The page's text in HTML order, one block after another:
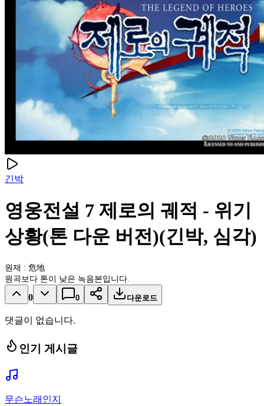
긴박
영웅전설 7 제로의 궤적 - 위기
상황(톤 다운 버전)(긴박, 심각)
원제 : 危地
원곡보다 톤이 낮은 녹음본입니다.
0 0 다운로드
댓글이 없습니다.
인기 게시글
무슨노래인지